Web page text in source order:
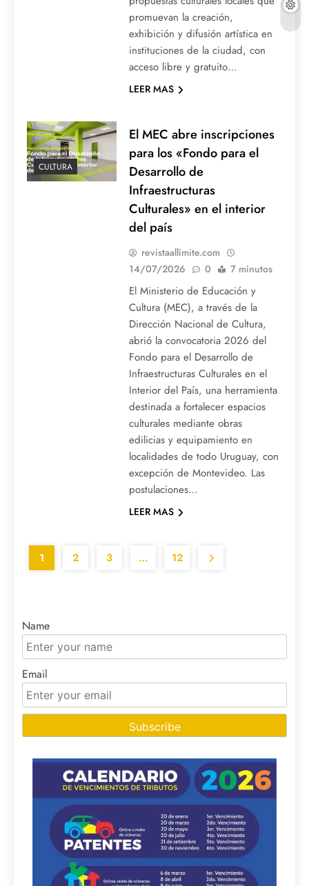
promuevan la creación,
exhibición y difusión artística en
instituciones de la ciudad, con
acceso libre y gratuito…
LEER MAS
CULTURA
El MEC abre inscripciones
para los «Fondo para el
Desarrollo de
Infraestructuras
Culturales» en el interior
del país
revistaallimite.com
14/07/2026
0 7 minutos
El Ministerio de Educación y
Cultura (MEC), a través de la
Dirección Nacional de Cultura,
abrió la convocatoria 2026 del
Fondo para el Desarrollo de
Infraestructuras Culturales en el
Interior del País, una herramienta
destinada a fortalecer espacios
culturales mediante obras
edilicias y equipamiento en
localidades de todo Uruguay, con
excepción de Montevideo. Las
postulaciones…
LEER MAS
1 2 3 … 12
Name
Email